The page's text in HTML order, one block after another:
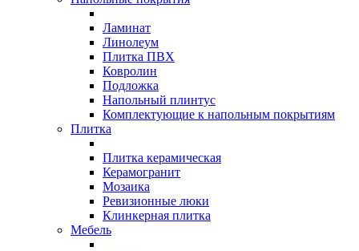
Ламинат
Линолеум
Плитка ПВХ
Ковролин
Подложка
Напольный плинтус
Комплектующие к напольным покрытиям
Плитка
Плитка керамическая
Керамогранит
Мозаика
Ревизионные люки
Клинкерная плитка
Мебель